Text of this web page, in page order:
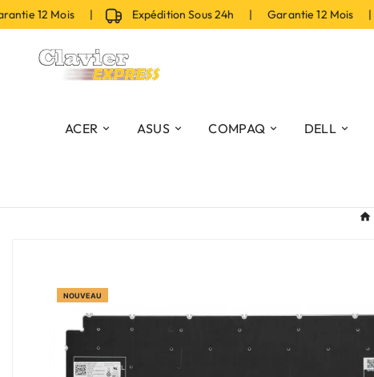
12 Mois | Expédition Sous 24h | Garantie 12 Mois |
ACER ASUS COMPAQ DELL
NOUVEAU